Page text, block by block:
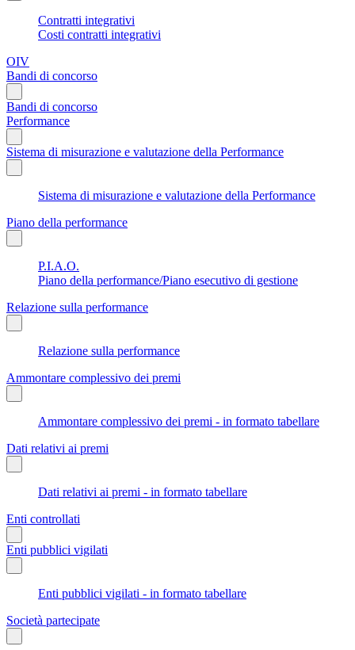
Contratti integrativi
Costi contratti integrativi
OIV
Bandi di concorso
Bandi di concorso
Performance
Sistema di misurazione e valutazione della Performance
Sistema di misurazione e valutazione della Performance
Piano della performance
P.I.A.O.
Piano della performance/Piano esecutivo di gestione
Relazione sulla performance
Relazione sulla performance
Ammontare complessivo dei premi
Ammontare complessivo dei premi - in formato tabellare
Dati relativi ai premi
Dati relativi ai premi - in formato tabellare
Enti controllati
Enti pubblici vigilati
Enti pubblici vigilati - in formato tabellare
Società partecipate